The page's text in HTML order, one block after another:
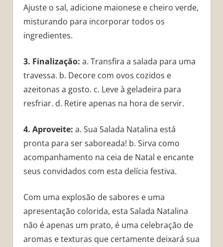
Ajuste o sal, adicione maionese e cheiro verde,
misturando para incorporar todos os
ingredientes.
3. Finalização: a. Transfira a salada para uma
travessa. b. Decore com ovos cozidos e
azeitonas a gosto. c. Leve à geladeira para
resfriar. d. Retire apenas na hora de servir.
4. Aproveite: a. Sua Salada Natalina está
pronta para ser saboreada! b. Sirva como
acompanhamento na ceia de Natal e encante
seus convidados com esta delícia festiva.
Com uma explosão de sabores e uma
apresentação colorida, esta Salada Natalina
não é apenas um prato, é uma celebração de
aromas e texturas que certamente deixará sua